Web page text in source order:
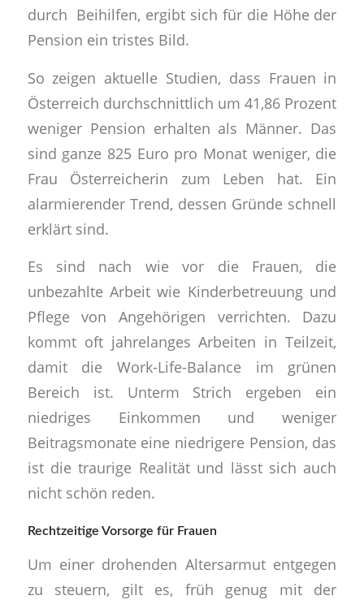
durch Beihilfen, ergibt sich für die Höhe der
Pension ein tristes Bild.
So zeigen aktuelle Studien, dass Frauen in
Österreich durchschnittlich um 41,86 Prozent
weniger Pension erhalten als Männer. Das
sind ganze 825 Euro pro Monat weniger, die
Frau Österreicherin zum Leben hat. Ein
alarmierender Trend, dessen Gründe schnell
erklärt sind.
Es sind nach wie vor die Frauen, die
unbezahlte Arbeit wie Kinderbetreuung und
Pflege von Angehörigen verrichten. Dazu
kommt oft jahrelanges Arbeiten in Teilzeit,
damit die Work-Life-Balance im grünen
Bereich ist. Unterm Strich ergeben ein
niedriges Einkommen und weniger
Beitragsmonate eine niedrigere Pension, das
ist die traurige Realität und lässt sich auch
nicht schön reden.
Rechtzeitige Vorsorge für Frauen
Um einer drohenden Altersarmut entgegen
zu steuern, gilt es, früh genug mit der